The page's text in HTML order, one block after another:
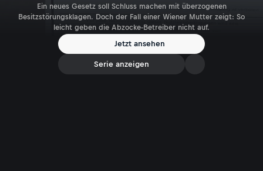
Ein neues Gesetz soll Schluss machen mit überzogenen
Besitzstörungsklagen. Doch der Fall einer Wiener Mutter zeigt: So
leicht geben die Abzocke-Betreiber nicht auf.
Jetzt ansehen
Serie anzeigen